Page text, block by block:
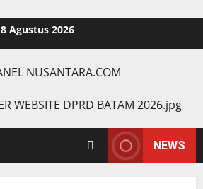
8 Agustus 2026
NEWS